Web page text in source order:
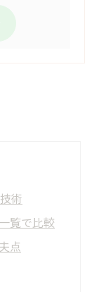
術
覧で比較
点
とは